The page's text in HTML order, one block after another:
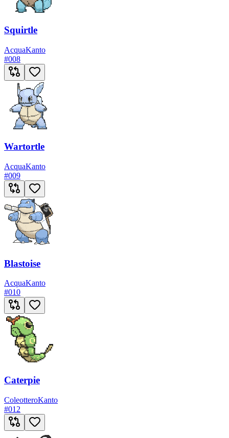
Squirtle
AcquaKanto
#008
Wartortle
AcquaKanto
#009
Blastoise
AcquaKanto
#010
Caterpie
ColeotteroKanto
#012